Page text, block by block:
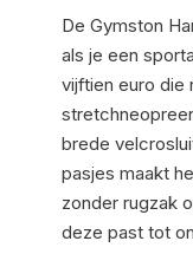
De Gymston
als je een
vijftien euro die
brede
pasjes maakt
zonder rugzak
deze past tot